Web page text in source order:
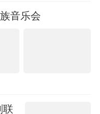
音乐会
联